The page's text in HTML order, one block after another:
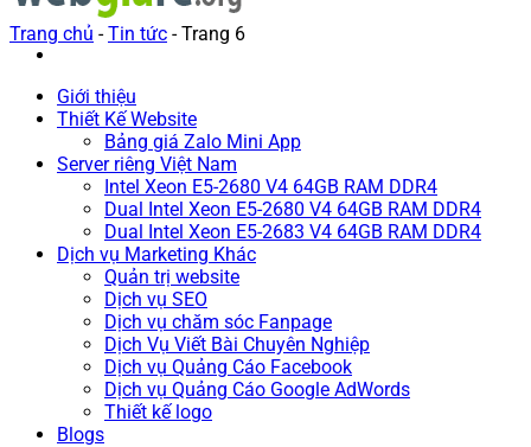
Giới thiệu
Thiết Kế Website
Bảng giá Zalo Mini App
Server riêng Việt Nam
Intel Xeon E5-2680 V4 64GB RAM DDR4
Dual Intel Xeon E5-2680 V4 64GB RAM DDR4
Dual Intel Xeon E5-2683 V4 64GB RAM DDR4
Dịch vụ Marketing Khác
Quản trị website
Dịch vụ SEO
Dịch vụ chăm sóc Fanpage
Dịch Vụ Viết Bài Chuyên Nghiệp
Dịch vụ Quảng Cáo Facebook
Dịch vụ Quảng Cáo Google AdWords
Thiết kế logo
Blogs
Trang chủ -Tin tức -Trang 6